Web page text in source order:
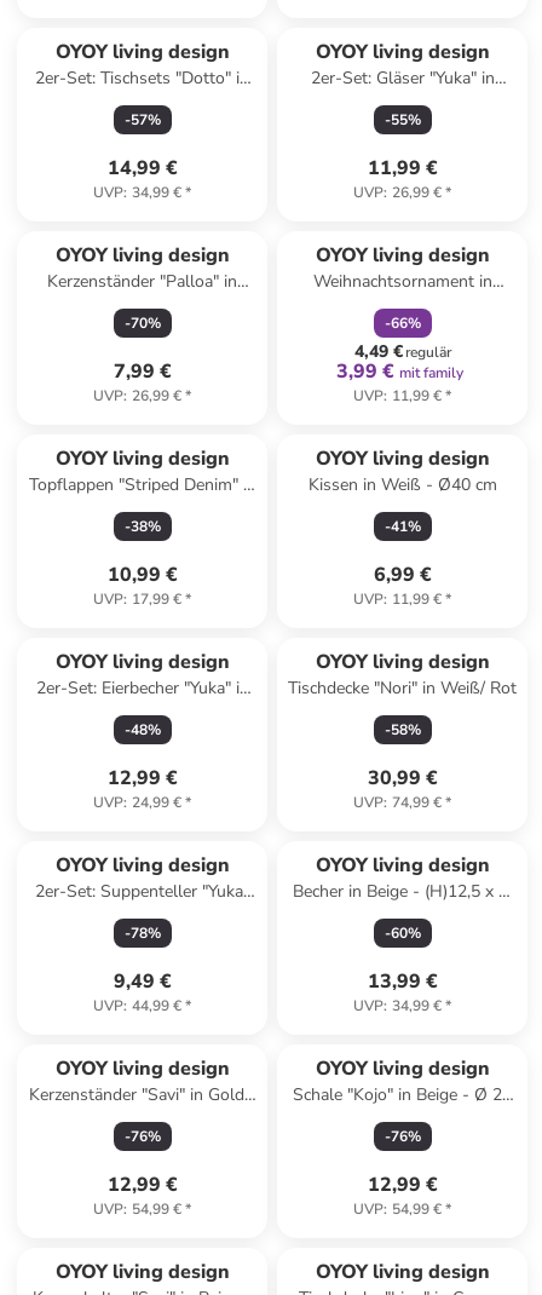
OYOY living design
2er-Set: Tischsets "Dotto" in
Hellbraun - (B)45 x (H)35 cm
-57%
14,99 €
UVP: 34,99 €*
OYOY living design
2er-Set: Gläser "Yuka" in
Transparent - (H)10,5 x Ø 7
cm
-55%
11,99 €
UVP: 26,99 €*
OYOY living design
Kerzenständer "Palloa" in
Gold - (B)4,5 x (H)7 cm
-70%
7,99 €
UVP: 26,99 €*
OYOY living design
Weihnachtsornament in
Creme - Ø 16 cm
-66%
4,49 €regulär
3,99 € mit family
UVP: 11,99 €*
OYOY living design
Topflappen "Striped Denim" in
Blau - (L)15 x (B)15 cm
-38%
10,99 €
UVP: 17,99 €*
OYOY living design
Kissen in Weiß - Ø40 cm
-41%
6,99 €
UVP: 11,99 €*
OYOY living design
2er-Set: Eierbecher "Yuka" in
Beige - (H)4 x Ø5 cm
-48%
12,99 €
UVP: 24,99 €*
OYOY living design
Tischdecke "Nori" in Weiß/ Rot
-58%
30,99 €
UVP: 74,99 €*
OYOY living design
2er-Set: Suppenteller "Yuka"
in Grau - Ø 19 cm
-78%
9,49 €
UVP: 44,99 €*
OYOY living design
Becher in Beige - (H)12,5 x Ø
8,5 cm
-60%
13,99 €
UVP: 34,99 €*
OYOY living design
Kerzenständer "Savi" in Gold -
Ø 4 cm x (H)4 cm
-76%
12,99 €
UVP: 54,99 €*
OYOY living design
Schale "Kojo" in Beige - Ø 22
cm
-76%
12,99 €
UVP: 54,99 €*
OYOY living design OYOY living design